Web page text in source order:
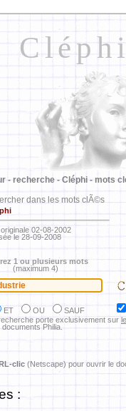
- recherche - Cléphi - mots
dans les mots clÃ©s
02-08-2002
le 28-09-2008
1 ou plusieurs mots
(maximum 4)
ET OU
SAUF
porte exclusivement sur
documents Philia.
clic (Netscape) pour ouvrir le
: